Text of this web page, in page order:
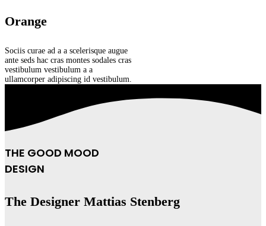
Orange
Sociis curae ad a a scelerisque augue
ante seds hac cras montes sodales cras
vestibulum vestibulum a a
ullamcorper adipiscing id vestibulum.
THE GOOD MOOD
DESIGN
The Designer Mattias Stenberg